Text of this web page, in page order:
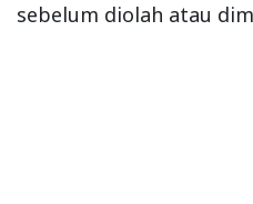
sebelum diolah atau